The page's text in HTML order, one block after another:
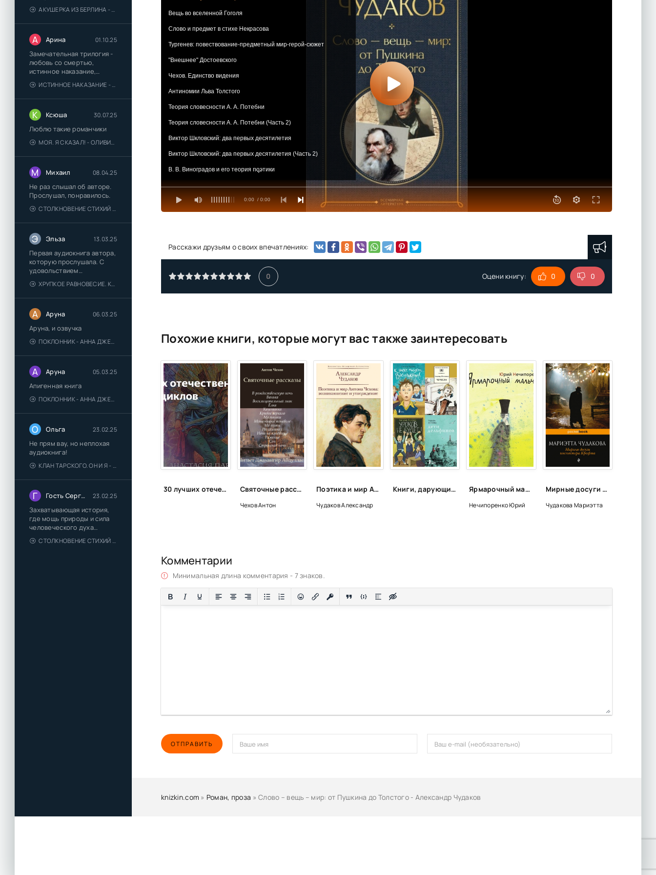
АКУШЕРКА ИЗ БЕРЛИНА - АННА СТЮАРТ
А Арина 01.10.25
Замечательная трилогия -
любовь со смертью,
истинное наказание,
любимая для монстра -
понравились
ИСТИННОЕ НАКАЗАНИЕ - ОЛЬГА ГУСЕЙНОВА
К Ксюша 30.07.25
Люблю такие романчики
МОЯ. Я СКАЗАЛ! - ОЛИВИЯ ЛЕЙК
М Михаил 08.04.25
Не раз слышал об авторе.
Прослушал, понравилось.
СТОЛКНОВЕНИЕ СТИХИЙ - ВАЛЕРИЙ ГУМИНСКИЙ
Э Эльза 13.03.25
Первая аудиокнига автора,
которую прослушала. С
удовольствием
познакомлюсь и с другими.
ХРУПКОЕ РАВНОВЕСИЕ. КНИГА 1 - АНА ШЕРРИ
А Аруна 06.03.25
Аруна, и озвучка
ПОКЛОННИК - АННА ДЖЕЙН
А Аруна 05.03.25
Апигенная книга
ПОКЛОННИК - АННА ДЖЕЙН
О Ольга 23.02.25
Не прям вау, но неплохая
аудиокнига!
КЛАН ТАРСКОГО. ОН И Я - ЕЛЕНА ТОДОРОВА (1)
Г Гость Сергей 23.02.25
Захватывающая история,
где мощь природы и сила
человеческого духа
сплетаются в напряжённый
и
СТОЛКНОВЕНИЕ СТИХИЙ - ВАЛЕРИЙ ГУМИНСКИЙ
0:00 / 0:00
Вещь во вселенной Гоголя
Слово и предмет в стихе Некрасова
Тургенев: повествование-предметный мир-герой-сюжет
"Внешнее" Достоевского
Чехов. Единство видения
Антиномии Льва Толстого
Теория словесности А. А. Потебни
Теория словесности А. А. Потебни (Часть 2)
Виктор Шкловский: два первых десятилетия
Виктор Шкловский: два первых десятилетия (Часть 2)
В. В. Виноградов и его теория поэтики
В. В. Виноградов и его теория поэтики (Часть 2)
Живое русское слово и его собиратель
Расскажи друзьям о своих впечатлениях:
0 Оцени книгу: 0 0
Похожие книги, которые могут вас также заинтересовать
30 лучших отечественных фэнтези циклов Святочные рассказы - Антон Чехов
Чехов Антон
Поэтика и мир Антона Чехова возникновение и утверждение - Александр Чудаков
Чудаков Александр
Книги, дарующие радость Ярмарочный мальчик. Жизнь и творения Николая Гоголя - Юрий Нечипоренко
Нечипоренко Юрий
Мирные досуги инспектора Крафта - Мариэтта Чудакова
Чудакова Мариэтта
Комментарии
Минимальная длина комментария - 7 знаков.
ОТПРАВИТЬ
knizkin.com » Роман, проза » Слово – вещь – мир: от Пушкина до Толстого - Александр Чудаков